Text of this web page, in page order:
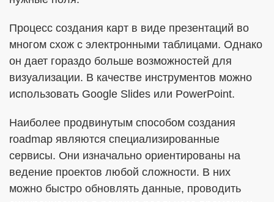
Процесс создания карт в виде презентаций во
многом схож с электронными таблицами. Однако
он дает гораздо больше возможностей для
визуализации. В качестве инструментов можно
использовать Google Slides или PowerPoint.
Наиболее продвинутым способом создания
roadmap являются специализированные
сервисы. Они изначально ориентированы на
ведение проектов любой сложности. В них
можно быстро обновлять данные, проводить